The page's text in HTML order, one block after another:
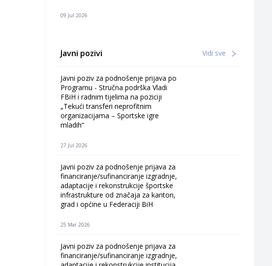
09 Jul 2026
Javni pozivi Vidi sve
Javni poziv za podnošenje prijava po
Programu - Stručna podrška Vladi
FBiH i radnim tijelima na poziciji
„Tekući transferi neprofitnim
organizacijama – Sportske igre
mladih“
27 Jul 2026
Javni poziv za podnošenje prijava za
financiranje/sufinanciranje izgradnje,
adaptacije i rekonstrukcije športske
infrastrukture od značaja za kanton,
grad i općine u Federaciji BiH
25 Mar 2026
Javni poziv za podnošenje prijava za
financiranje/sufinanciranje izgradnje,